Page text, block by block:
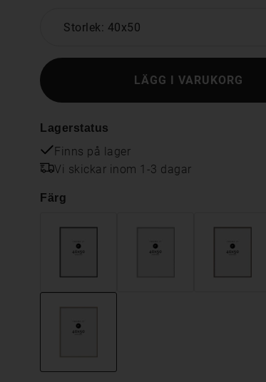
Storlek: 40x50
LÄGG I VARUKORG
Lagerstatus
Finns på lager
Vi skickar inom 1-3 dagar
Färg